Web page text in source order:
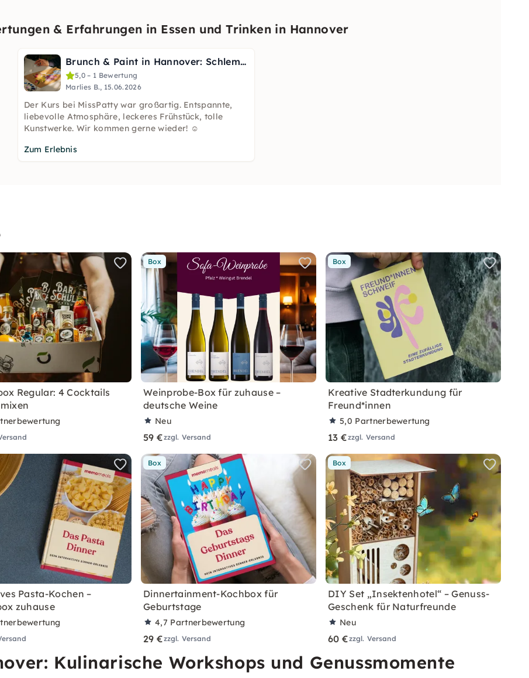
& Erfahrungen in Essen und Trinken in Hannover
Brunch & Paint in Hannover: Schlemmen und Malen
5,0 – 1 Bewertung
Marlies B., 15.06.2026
Der Kurs bei MissPatty war großartig. Entspannte,
liebevolle Atmosphäre, leckeres Frühstück, tolle
Kunstwerke. Wir kommen gerne wieder! ☺️
Zum Erlebnis
Regular: 4 Cocktails
Box
Weinprobe-Box für zuhause –
deutsche Weine
Neu
59 €zzgl. Versand
Box
Kreative Stadterkundung für
Freund*innen
5,0 Partnerbewertung
13 €zzgl. Versand
Pasta-Kochen –
zuhause
Box
Dinnertainment-Kochbox für
Geburtstage
4,7 Partnerbewertung
29 €zzgl. Versand
Box
DIY Set „Insektenhotel“ – Genuss-
Geschenk für Naturfreunde
Neu
60 €zzgl. Versand
Kulinarische Workshops und Genussmomente